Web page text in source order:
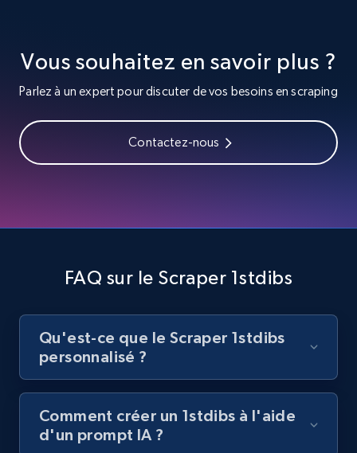
8.1K+ 716+ Essai gratuit
Youtube - Videos posts - Search videos by
Youtube - Videos posts - Collect YouTube
posts by hashtags
URL, Title, Youtuber, Youtuber md5, Video url,
8.1K+
Vous souhaitez en savoir plus ?
Parlez à un expert pour discuter de vos besoins en scraping
Contactez-nous
FAQ sur le Scraper 1stdibs
Qu'est-ce que le Scraper 1stdibs
personnalisé ?
Comment créer un 1stdibs à l'aide
d'un prompt IA ?